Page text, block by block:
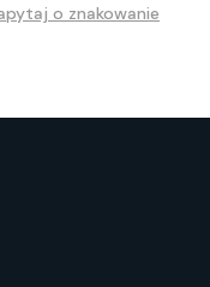
o znakowanie